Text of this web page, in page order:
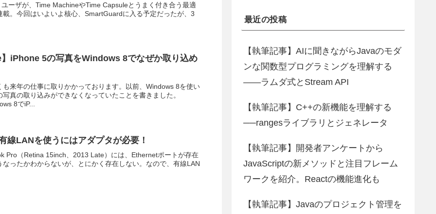
ーザが、Time MachineやTime Capsuleとうまく付き合う最適
。今回はいよいよ核心、SmartGuardに入る予定だったが、3
iPhone 5の写真をWindows 8でなぜか取り込め
来年の仕事に取りかかっております。以前、Windows 8を使い
真の取り込みができなくなっていたことを書きました。
8でiP...
線LANを使うにはアダプタが必要！
Pro（Retina 15inch、2013 Late）には、Ethernetポートが存在
ったかわからないが、とにかく存在しない。なので、有線LAN
最近の投稿
【執筆記事】AIに聞きながらJavaのモダ
ンな関数型プログラミングを理解する
――ラムダ式とStream API
【執筆記事】C++の新機能を理解する
──rangesライブラリとジェネレータ
【執筆記事】開発者アンケートから
JavaScriptの新メソッドと注目フレーム
ワークを紹介。Reactの機能進化も
【執筆記事】Javaのプロジェクト管理を